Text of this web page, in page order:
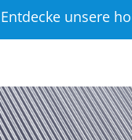
Entdecke unsere